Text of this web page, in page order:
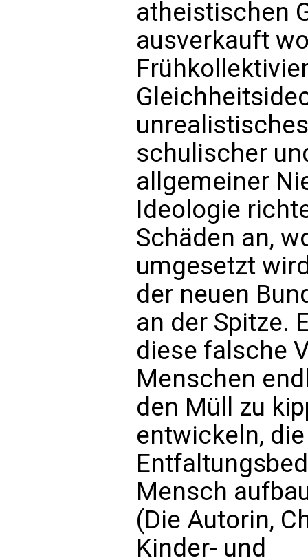
atheistischen
ausverkauft
schulischer
allgemeiner
Ideologie
Schäden an,
umgesetzt
der neuen
an der Spitze.
diese falsche
Menschen
den Müll zu
entwickeln,
Mensch
(Die Autorin,
Kinder- und